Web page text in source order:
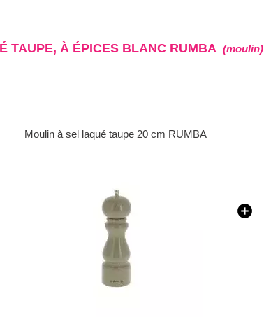
TAUPE, À ÉPICES BLANC RUMBA (moulin)
Moulin à sel laqué taupe 20 cm RUMBA